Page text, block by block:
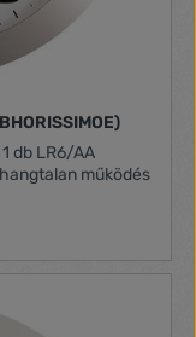
működés